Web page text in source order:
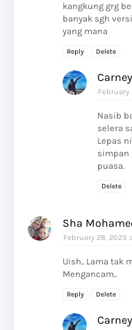
kangkung grg
banyak sgh
yang mana
Reply Delete
February
Nasib
selera
Lepas
simpan
puasa.
Delete
Sha
February 28, 2023
Uish.. Lama tak
Mengancam..
Reply Delete